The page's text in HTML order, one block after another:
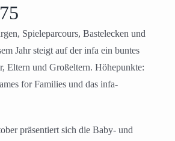
Spieleparcours, Bastelecken und
Jahr steigt auf der infa ein buntes
Eltern und Großeltern. Höhepunkte:
for Families und das infa-
präsentiert sich die Baby- und